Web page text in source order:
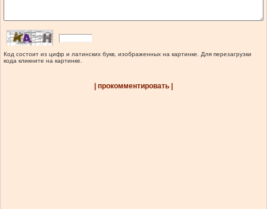
Код состоит из цифр и латинских букв, изображенных на картинке. Для перезагрузки
кода кликните на картинке.
| прокомментировать |